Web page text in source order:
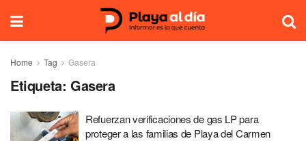
Home Tag Gasera
Etiqueta: Gasera
Refuerzan verificaciones de gas LP para
proteger a las familias de Playa del Carmen